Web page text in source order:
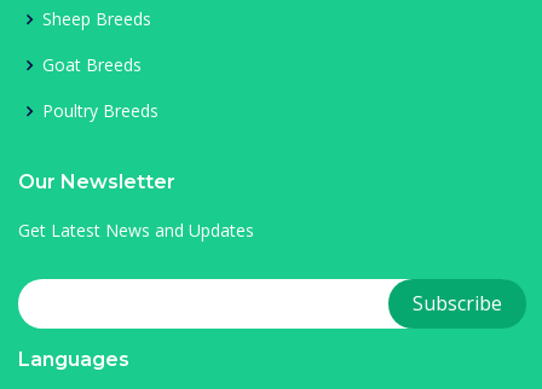
Sheep Breeds
Goat Breeds
Poultry Breeds
Our Newsletter
Get Latest News and Updates
Languages